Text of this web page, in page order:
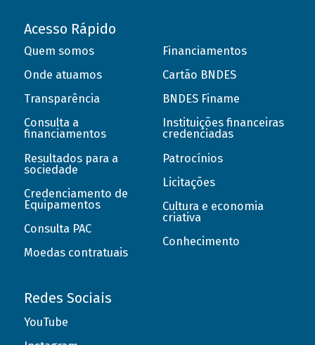
Acesso Rápido
Quem somos
Onde atuamos
Transparência
Consulta a
financiamentos
Resultados para a
sociedade
Credenciamento de
Equipamentos
Consulta PAC
Moedas contratuais
Financiamentos
Cartão BNDES
BNDES Finame
Instituições financeiras
credenciadas
Patrocínios
Licitações
Cultura e economia
criativa
Conhecimento
Redes Sociais
YouTube